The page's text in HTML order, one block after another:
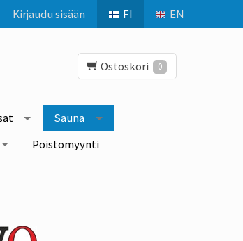
FI EN
Kirjaudu sisään
Ostoskori 0
Sauna
Poistomyynti